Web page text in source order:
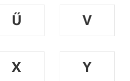
Ű
V
X
Y